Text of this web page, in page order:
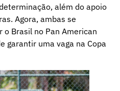
além do apoio
Agora, ambas se
Brasil no Pan American
garantir uma vaga na Copa